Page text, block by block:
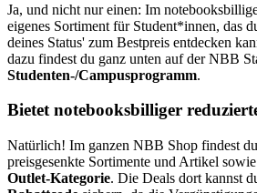
Ja, und nicht nur einen: Im
eigenes Sortiment für Student*innen, das
deines Status' zum Bestpreis entdecken
dazu findest du ganz unten auf der NBB
Studenten-/Campusprogramm.
Bietet notebooksbilliger
Natürlich! Im ganzen NBB Shop findest
preisgesenkte Sortimente und Artikel
Outlet-Kategorie. Die Deals dort kannst